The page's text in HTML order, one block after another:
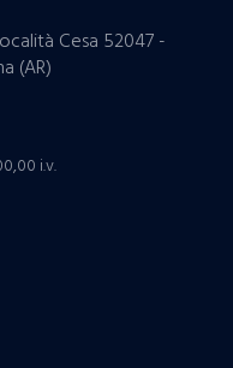
Cesa 52047 -
(AR)
i.v.